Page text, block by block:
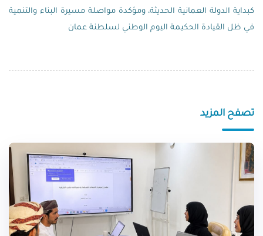
كبداية الدولة العمانية الحديثة، ومؤكدة مواصلة مسيرة البناء والتنمية
في ظل القيادة الحكيمة اليوم الوطني لسلطنة عمان
تصفح المزيد